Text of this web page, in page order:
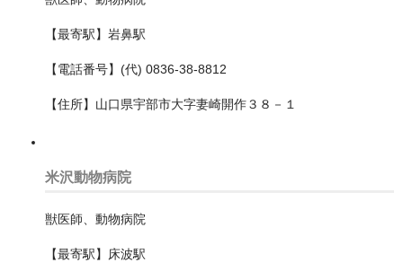
名東区
天白区
守山区
東区
港区
熱田区
【最寄駅】岩鼻駅
【電話番号】(代) 0836-38-8812
【住所】山口県宇部市大字妻崎開作３８－１
米沢動物病院
獣医師、動物病院
【最寄駅】床波駅